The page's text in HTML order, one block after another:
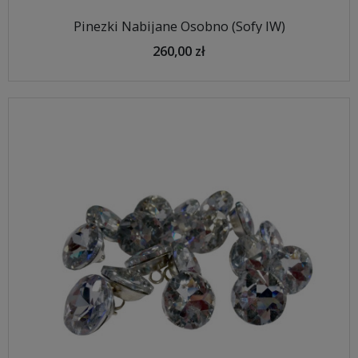
Pinezki Nabijane Osobno (Sofy IW)
260,00 zł